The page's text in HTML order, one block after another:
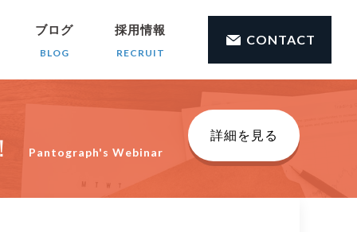
ブログ
BLOG
採用情報
RECRUIT
CONTACT
Pantograph's Webinar
詳細を見る